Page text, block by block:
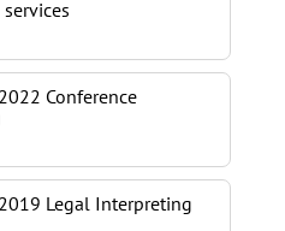
Conference
Legal Interpreting